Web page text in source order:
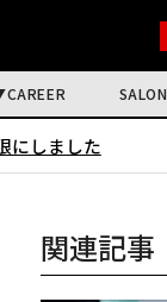
CAREER SALON
にしました
関連記事